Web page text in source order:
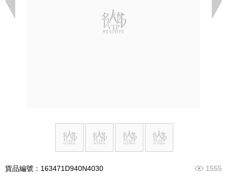
貨品編號：163471D940N4030 1555